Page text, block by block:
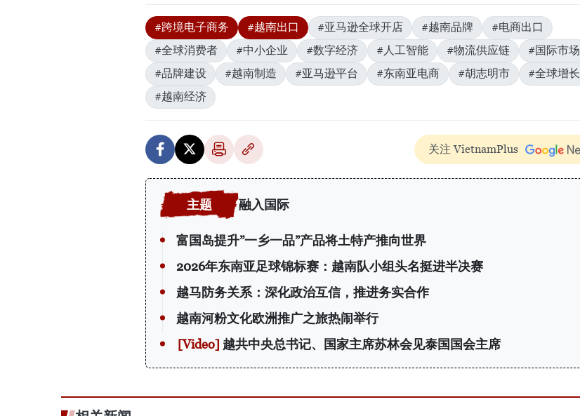
#跨境电子商务 #越南出口 #亚马逊全球开店 #越南品牌
#电商出口
#全球消费者
#中小企业 #数字经济 #人工智能 #物流供应链
#国际市场
#品牌建设
#越南制造 #亚马逊平台 #东南亚电商 #胡志明市
#全球增长
#越南经济
关注 VietnamPlus
融入国际
富国岛提升”一乡一品”产品将土特产推向世界
2026年东南亚足球锦标赛：越南队小组头名挺进半决赛
越马防务关系：深化政治互信，推进务实合作
越南河粉文化欧洲推广之旅热闹举行
越共中央总书记、国家主席苏林会见泰国国会主席